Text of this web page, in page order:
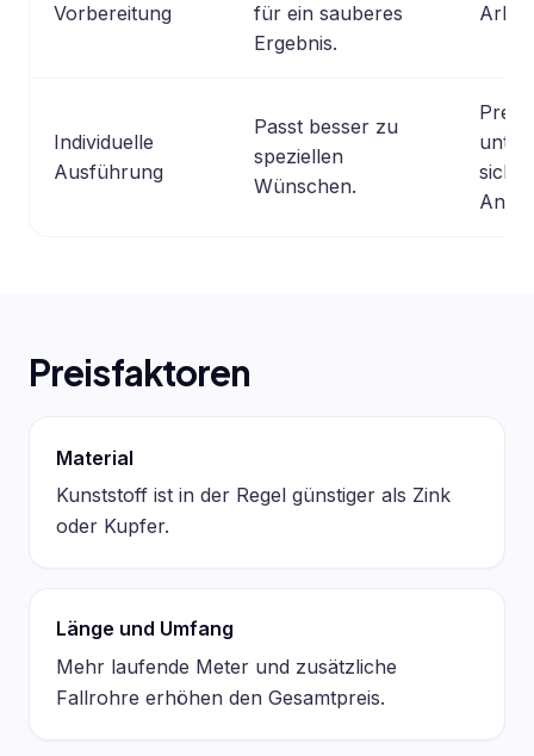
Vorbereitung
für ein sauberes
Ergebnis.
Individuelle
Ausführung
Passt besser zu
speziellen
Wünschen.
Preise
sich
Preisfaktoren
Material
Kunststoff ist in der Regel günstiger als Zink
oder Kupfer.
Länge und Umfang
Mehr laufende Meter und zusätzliche
Fallrohre erhöhen den Gesamtpreis.